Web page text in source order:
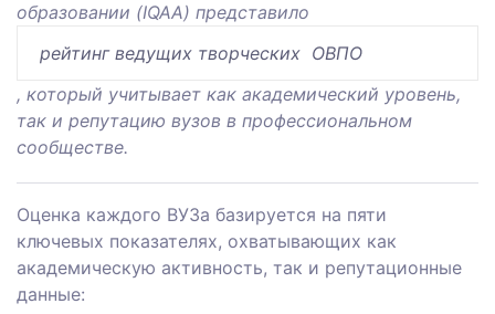
образовании (IQAA) представило
рейтинг ведущих творческих ОВПО
, который учитывает как академический уровень,
так и репутацию вузов в профессиональном
сообществе.
Оценка каждого ВУЗа базируется на пяти
ключевых показателях, охватывающих как
академическую активность, так и репутационные
данные: